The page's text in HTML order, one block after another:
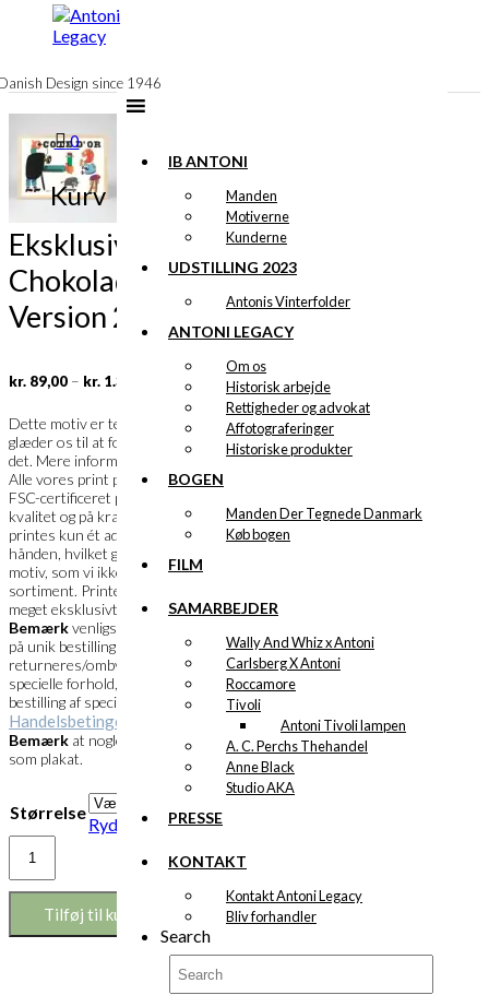
indhold
Design since 1946
IB ANTONI
Manden
Motiverne
Kunderne
UDSTILLING 2023
Antonis Vinterfolder
ANTONI LEGACY
Om os
Historisk arbejde
Rettigheder og advokat
Affotograferinger
Historiske produkter
BOGEN
Manden Der Tegnede Danmark
Køb bogen
FILM
SAMARBEJDER
Wally And Whiz x Antoni
Carlsberg X Antoni
Roccamore
Tivoli
Antoni Tivoli lampen
A. C. Perchs Thehandel
Anne Black
Studio AKA
PRESSE
KONTAKT
Kontakt Antoni Legacy
Bliv forhandler
Search
0
Kurv
Eksklusivt print:
Chokoladefotografen
Version 2
kr. 89,00 – kr. 1.399,00
Prisinterval:
kr. 89,00
kr. 1.399,00
Dette motiv er tegnet af Ib Antoniog vi
glæder os til at fortælle dig meget mere om
det. Mere information følger snarest.
Alle vores print produceres i Danmark på
FSC-certificeret papir i en meget flot
kvalitet og på kraftigt papir. Et specialprint
printes kun ét ad gangen og skæres ud i
hånden, hvilket gør det muligt, at bestille et
motiv, som vi ikke har i vores faste
sortiment. Printets overflade fremstår
meget eksklusivt og farverne meget klare.
Bemærkvenligst at specialprint kun laves
på unik bestilling og derfor ikke kan
returneres/ombyttes. Husk at læse de
specielle forhold, der gør sig gældende ved
bestilling af specialprint under vores
Handelsbetingelser
Bemærk at nogle motiver måske findes
som plakat.
Størrelse
Ryd
print:
Chokoladefotografen
VersionTilføj til kurv